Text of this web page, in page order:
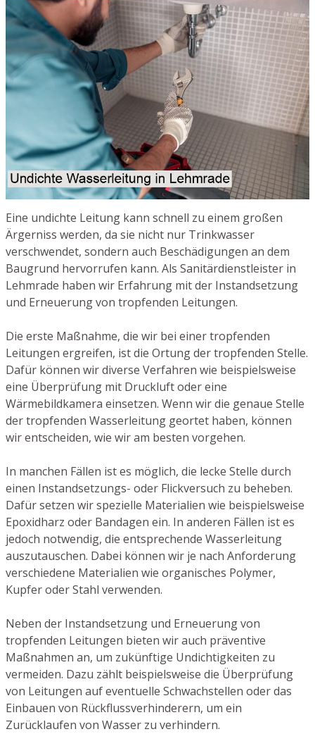
Eine undichte Leitung kann schnell zu einem großen
Ärgerniss werden, da sie nicht nur Trinkwasser
verschwendet, sondern auch Beschädigungen an dem
Baugrund hervorrufen kann. Als Sanitärdienstleister in
Lehmrade haben wir Erfahrung mit der Instandsetzung
und Erneuerung von tropfenden Leitungen.
Die erste Maßnahme, die wir bei einer tropfenden
Leitungen ergreifen, ist die Ortung der tropfenden Stelle.
Dafür können wir diverse Verfahren wie beispielsweise
eine Überprüfung mit Druckluft oder eine
Wärmebildkamera einsetzen. Wenn wir die genaue Stelle
der tropfenden Wasserleitung geortet haben, können
wir entscheiden, wie wir am besten vorgehen.
In manchen Fällen ist es möglich, die lecke Stelle durch
einen Instandsetzungs- oder Flickversuch zu beheben.
Dafür setzen wir spezielle Materialien wie beispielsweise
Epoxidharz oder Bandagen ein. In anderen Fällen ist es
jedoch notwendig, die entsprechende Wasserleitung
auszutauschen. Dabei können wir je nach Anforderung
verschiedene Materialien wie organisches Polymer,
Kupfer oder Stahl verwenden.
Neben der Instandsetzung und Erneuerung von
tropfenden Leitungen bieten wir auch präventive
Maßnahmen an, um zukünftige Undichtigkeiten zu
vermeiden. Dazu zählt beispielsweise die Überprüfung
von Leitungen auf eventuelle Schwachstellen oder das
Einbauen von Rückflussverhinderern, um ein
Zurücklaufen von Wasser zu verhindern.